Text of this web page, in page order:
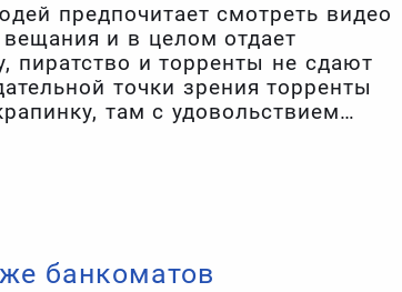
предпочитает смотреть видео
и в целом отдает
пиратство и торренты не сдают
точки зрения торренты
там с удовольствием
зловредные файлы под что-то
банкоматов